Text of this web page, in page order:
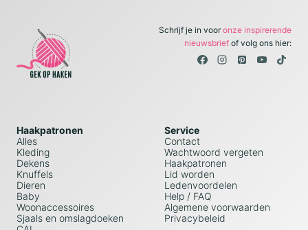
Schrijf je in vooronze inspirerende
nieuwsbriefof volg ons hier:
Haakpatronen
Alles
Kleding
Dekens
Knuffels
Dieren
Baby
Woonaccessoires
Sjaals en omslagdoeken
Service
Contact
Wachtwoord vergeten
Haakpatronen
Lid worden
Ledenvoordelen
Help / FAQ
Algemene voorwaarden
Privacybeleid